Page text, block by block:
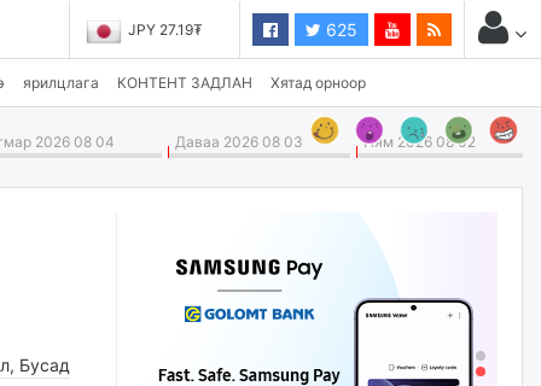
JPY 27.19₮ 625
ярилцлага КОНТЕНТ ЗАДЛАН Хятад орноор
2026 08 04 Даваа 2026 08 03 Ням 2026 08 02
, Бусад